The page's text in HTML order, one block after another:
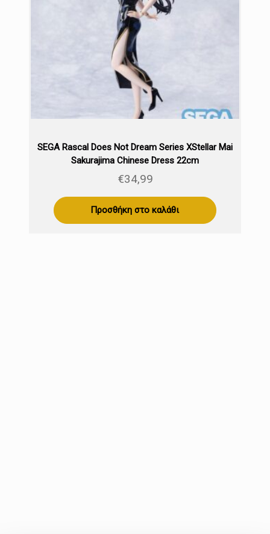
SEGA Rascal Does Not Dream Series XStellar Mai
Sakurajima Chinese Dress 22cm
€34,99
Προσθήκη στο καλάθι